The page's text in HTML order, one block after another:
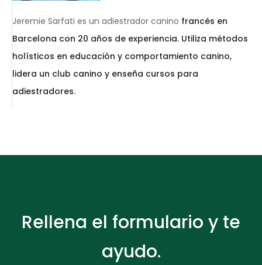
Jeremie Sarfati es un adiestrador canino francés en
Barcelona con 20 años de experiencia. Utiliza métodos
holísticos en educación y comportamiento canino,
lidera un club canino y enseña cursos para
adiestradores.
Rellena el formulario y te
ayudo.